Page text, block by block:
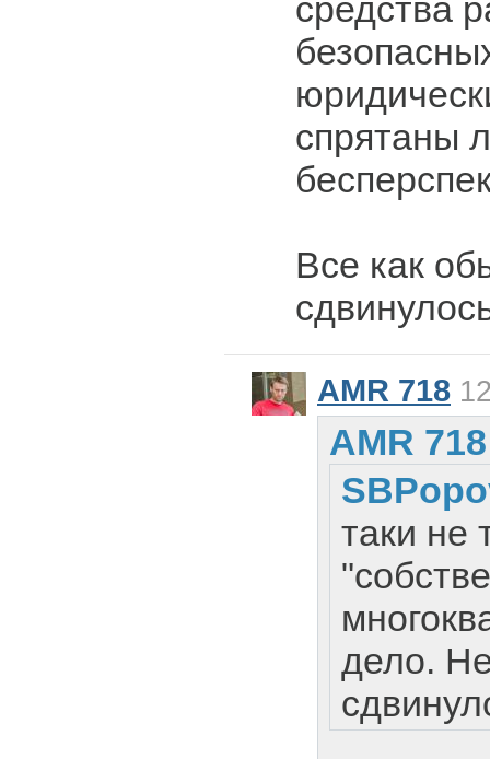
средства
спрятаны
Все как
AMR 718
AMR
таки не
дело.